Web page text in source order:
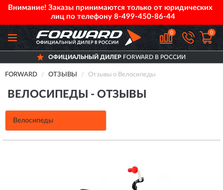
Внимание! Заказы принимаются только от юридических
лиц по телефону 8-499-450-86-44
0 0
ОФИЦИАЛЬНЫЙ ДИЛЕРFORWARD В РОССИИ
FORWARD ОТЗЫВЫ Отзывы о Велосипеды
ВЕЛОСИПЕДЫ - ОТЗЫВЫ
Велосипеды